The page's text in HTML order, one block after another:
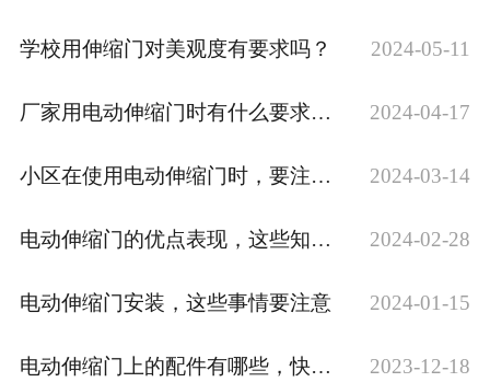
学校用伸缩门对美观度有要求吗？ 2024-05-11
厂家用电动伸缩门时有什么要求？你知道吗 2024-04-17
小区在使用电动伸缩门时，要注意哪些问题 2024-03-14
电动伸缩门的优点表现，这些知道吗 2024-02-28
电动伸缩门安装，这些事情要注意 2024-01-15
电动伸缩门上的配件有哪些，快来了解下吧 2023-12-18